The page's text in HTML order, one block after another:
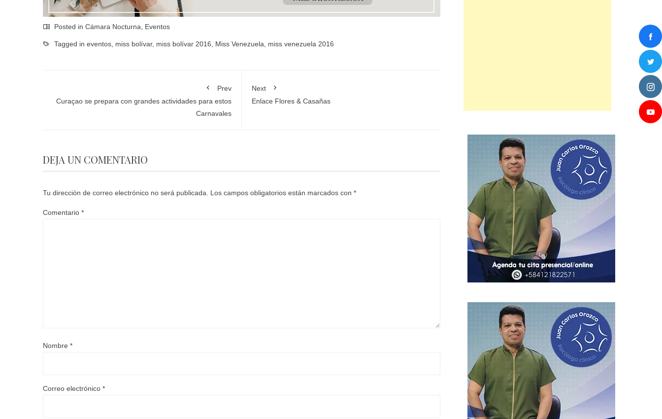
Posted in Cámara Nocturna Eventos
Tagged in eventos miss bolívar, miss bolívar 2016 Miss Venezuela miss venezuela 2016
Prev
Curaçao se prepara con grandes actividades para estos
Carnavales
Next
Enlace Flores & Casañas
DEJA UN COMENTARIO
Tu dirección de correo electrónico no será publicada. Los campos obligatorios están marcados con *
Comentario *
Nombre *
Correo electrónico *